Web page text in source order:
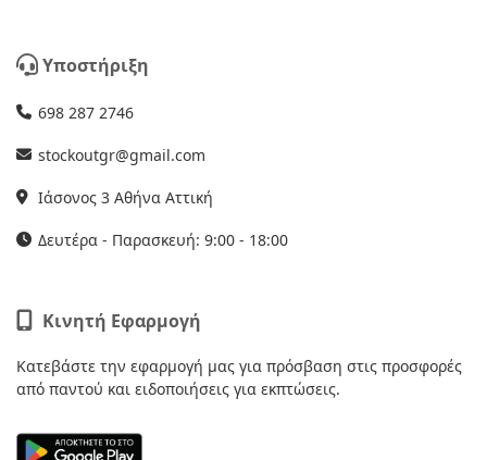
Υποστήριξη
698 287 2746
stockoutgr@gmail.com
Ιάσονος 3 Αθήνα Αττική
Δευτέρα - Παρασκευή: 9:00 - 18:00
Κινητή Εφαρμογή
Κατεβάστε την εφαρμογή μας για πρόσβαση στις προσφορές
από παντού και ειδοποιήσεις για εκπτώσεις.